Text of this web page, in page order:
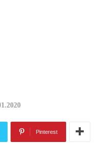
Pinterest